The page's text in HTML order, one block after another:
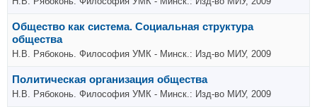
Общество как система. Социальная структура
общества
Н.В. Рябоконь. Философия УМК - Минск.: Изд-во МИУ, 2009
Политическая организация общества
Н.В. Рябоконь. Философия УМК - Минск.: Изд-во МИУ, 2009